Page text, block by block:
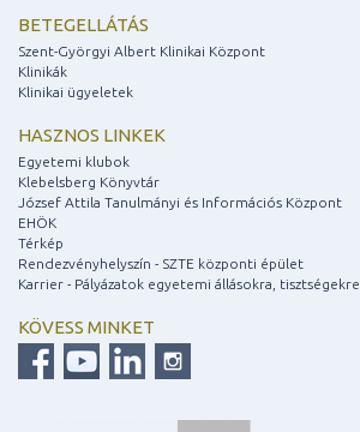
BETEGELLÁTÁS
Szent-Györgyi Albert Klinikai Központ
Klinikák
Klinikai ügyeletek
HASZNOS LINKEK
Egyetemi klubok
Klebelsberg Könyvtár
József Attila Tanulmányi és Információs Központ
EHÖK
Térkép
Rendezvényhelyszín - SZTE központi épület
Karrier - Pályázatok egyetemi állásokra, tisztségekre
KÖVESS MINKET